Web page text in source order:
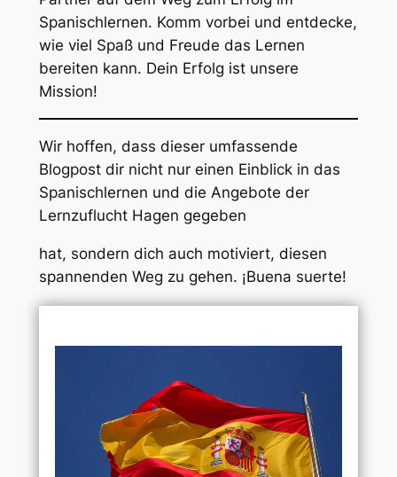
Spanischlernen. Komm vorbei und entdecke,
wie viel Spaß und Freude das Lernen
bereiten kann. Dein Erfolg ist unsere
Mission!
Wir hoffen, dass dieser umfassende
Blogpost dir nicht nur einen Einblick in das
Spanischlernen und die Angebote der
Lernzuflucht Hagen gegeben
hat, sondern dich auch motiviert, diesen
spannenden Weg zu gehen. ¡Buena suerte!